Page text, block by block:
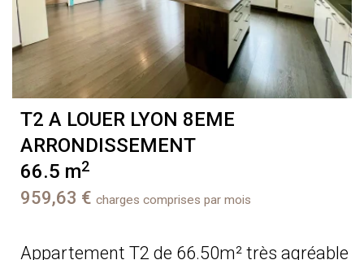
T2 A LOUER LYON 8EME
ARRONDISSEMENT
66.5 m2
959,63 € charges comprises par mois
Appartement T2 de 66.50m² très agréable